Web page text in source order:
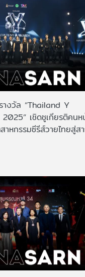
างวัล “Thailand Y
เชิดชูเกียรติคนห
หกรรมซีรีส์วายไทยสู่ส